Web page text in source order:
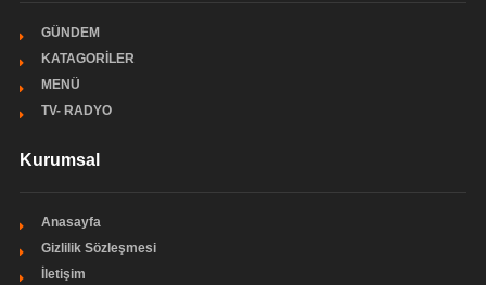
GÜNDEM
KATAGORİLER
MENÜ
TV- RADYO
Kurumsal
Anasayfa
Gizlilik Sözleşmesi
İletişim